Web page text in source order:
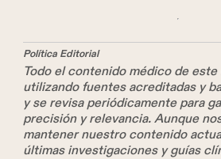
Política Editorial
Todo el contenido médico de
utilizando fuentes acreditadas y
y se revisa periódicamente para
precisión y relevancia. Aunque
mantener nuestro contenido
últimas investigaciones y guías